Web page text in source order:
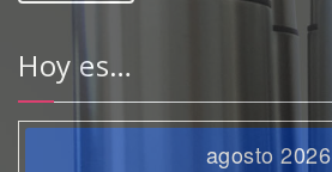
Hoy es…
agosto 2026